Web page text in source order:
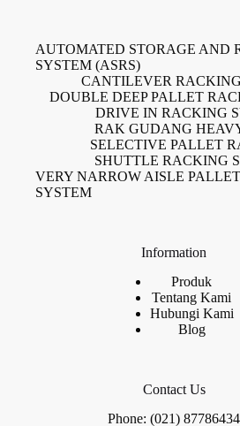
AUTOMATED STORAGE AND
SYSTEM (ASRS)
CANTILEVER
DOUBLE DEEP PALLET
DRIVE IN RACKING
RAK GUDANG
SELECTIVE PALLET
SHUTTLE RACKING
VERY NARROW AISLE
SYSTEM
Information
Produk
Tentang Kami
Hubungi Kami
Blog
Contact Us
Phone: (021) 87786434